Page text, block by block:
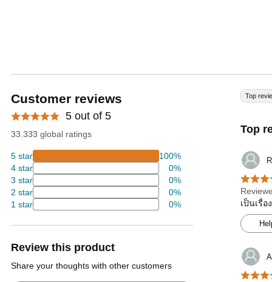
Customer reviews
5 out of 5
33.333 global ratings
5 star
100%
4 star
0%
3 star
0%
2 star
0%
1 star
0%
Review this product
Share your thoughts with other customers
Top
Top
เป็นเรื่